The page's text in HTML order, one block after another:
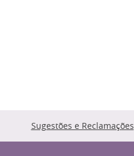
Sugestões e Reclamações